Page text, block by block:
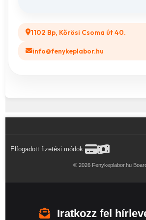
1102 Bp, Kőrösi Csoma út 40.
info@fenykeplabor.hu
Elfogadott fizetési módok:
© 2026 Fenykeplabor.hu
Iratkozz fel